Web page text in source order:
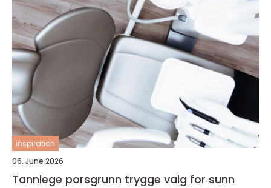
inspiration
06. June 2026
Tannlege porsgrunn trygge valg for sunn